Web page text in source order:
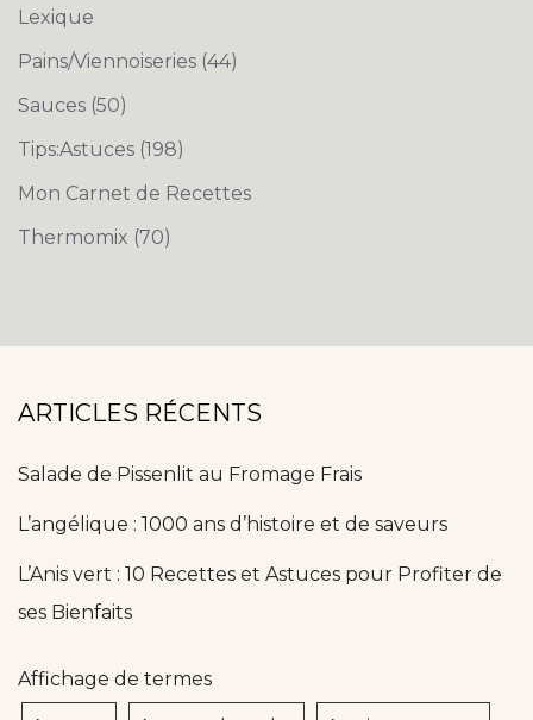
Lexique
Pains/Viennoiseries (44)
Sauces (50)
Tips:Astuces (198)
Mon Carnet de Recettes
Thermomix (70)
ARTICLES RÉCENTS
Salade de Pissenlit au Fromage Frais
L’angélique : 1000 ans d’histoire et de saveurs
L’Anis vert : 10 Recettes et Astuces pour Profiter de
ses Bienfaits
Affichage de termes